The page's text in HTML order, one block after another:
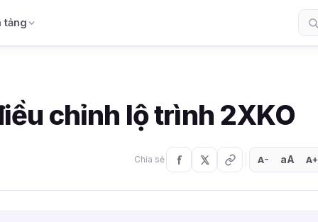
tảng
chỉnh lộ trình 2XKO
Chia sẻ A− aA A+